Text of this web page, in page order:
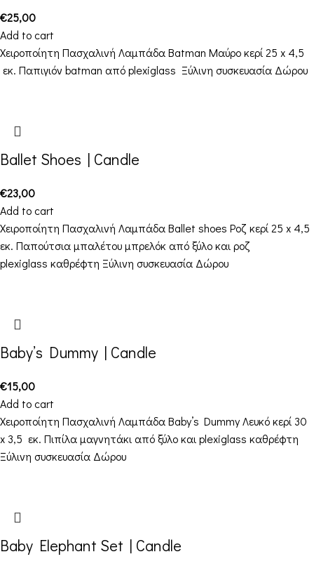
€25,00
Add to cart
Χειροποίητη Πασχαλινή Λαμπάδα Batman Μαύρο κερί 25 x 4,5
εκ. Παπιγιόν batman από plexiglass Ξύλινη συσκευασία Δώρου
Ballet Shoes | Candle
€23,00
Add to cart
Χειροποίητη Πασχαλινή Λαμπάδα Ballet shoes Ροζ κερί 25 x 4,5
εκ. Παπούτσια μπαλέτου μπρελόκ από ξύλο και ροζ
plexiglass καθρέφτη Ξύλινη συσκευασία Δώρου
Baby’s Dummy | Candle
€15,00
Add to cart
Χειροποίητη Πασχαλινή Λαμπάδα Baby’s Dummy Λευκό κερί 30
x 3,5 εκ. Πιπίλα μαγνητάκι από ξύλο και plexiglass καθρέφτη
Ξύλινη συσκευασία Δώρου
Baby Elephant Set | Candle